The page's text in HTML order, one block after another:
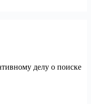
делу о поиске